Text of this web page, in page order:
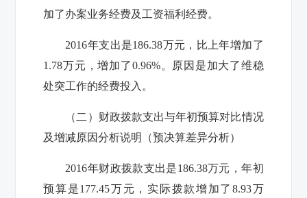
加了办案业务经费及工资福利经费。
2016年支出是186.38万元，比上年增加了
1.78万元，增加了0.96%。原因是加大了维稳
处突工作的经费投入。
（二）财政拨款支出与年初预算对比情况
及增减原因分析说明（预决算差异分析）
2016年财政拨款支出是186.38万元，年初
预算是177.45万元，实际拨款增加了8.93万